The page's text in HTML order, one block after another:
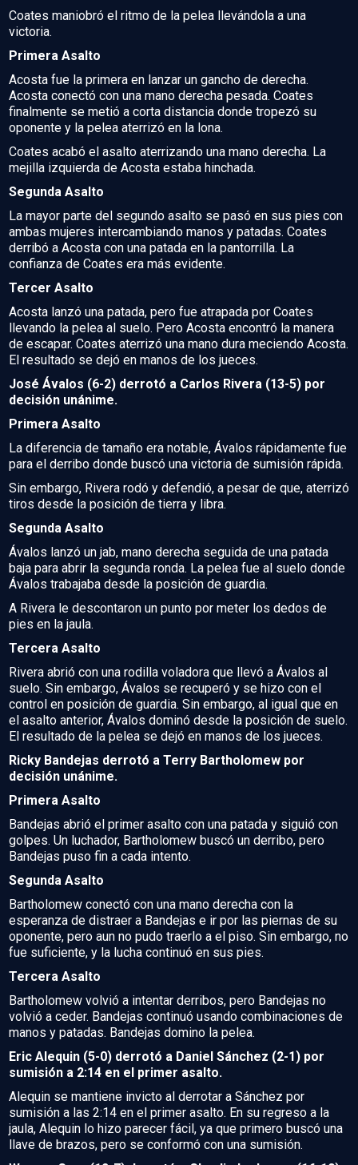
Coates maniobró el ritmo de la pelea llevándola a una
victoria.
Primera Asalto
Acosta fue la primera en lanzar un gancho de derecha.
Acosta conectó con una mano derecha pesada. Coates
finalmente se metió a corta distancia donde tropezó su
oponente y la pelea aterrizó en la lona.
Coates acabó el asalto aterrizando una mano derecha. La
mejilla izquierda de Acosta estaba hinchada.
Segunda Asalto
La mayor parte del segundo asalto se pasó en sus pies con
ambas mujeres intercambiando manos y patadas. Coates
derribó a Acosta con una patada en la pantorrilla. La
confianza de Coates era más evidente.
Tercer Asalto
Acosta lanzó una patada, pero fue atrapada por Coates
llevando la pelea al suelo. Pero Acosta encontró la manera
de escapar. Coates aterrizó una mano dura meciendo Acosta.
El resultado se dejó en manos de los jueces.
José Ávalos (6-2) derrotó a Carlos Rivera (13-5) por
decisión unánime.
Primera Asalto
La diferencia de tamaño era notable, Ávalos rápidamente fue
para el derribo donde buscó una victoria de sumisión rápida.
Sin embargo, Rivera rodó y defendió, a pesar de que, aterrizó
tiros desde la posición de tierra y libra.
Segunda Asalto
Ávalos lanzó un jab, mano derecha seguida de una patada
baja para abrir la segunda ronda. La pelea fue al suelo donde
Ávalos trabajaba desde la posición de guardia.
A Rivera le descontaron un punto por meter los dedos de
pies en la jaula.
Tercera Asalto
Rivera abrió con una rodilla voladora que llevó a Ávalos al
suelo. Sin embargo, Ávalos se recuperó y se hizo con el
control en posición de guardia. Sin embargo, al igual que en
el asalto anterior, Ávalos dominó desde la posición de suelo.
El resultado de la pelea se dejó en manos de los jueces.
Ricky Bandejas derrotó a Terry Bartholomew por
decisión unánime.
Primera Asalto
Bandejas abrió el primer asalto con una patada y siguió con
golpes. Un luchador, Bartholomew buscó un derribo, pero
Bandejas puso fin a cada intento.
Segunda Asalto
Bartholomew conectó con una mano derecha con la
esperanza de distraer a Bandejas e ir por las piernas de su
oponente, pero aun no pudo traerlo a el piso. Sin embargo, no
fue suficiente, y la lucha continuó en sus pies.
Tercera Asalto
Bartholomew volvió a intentar derribos, pero Bandejas no
volvió a ceder. Bandejas continuó usando combinaciones de
manos y patadas. Bandejas domino la pelea.
Eric Alequin (5-0) derrotó a Daniel Sánchez (2-1) por
sumisión a 2:14 en el primer asalto.
Alequin se mantiene invicto al derrotar a Sánchez por
sumisión a las 2:14 en el primer asalto. En su regreso a la
jaula, Alequin lo hizo parecer fácil, ya que primero buscó una
llave de brazos, pero se conformó con una sumisión.